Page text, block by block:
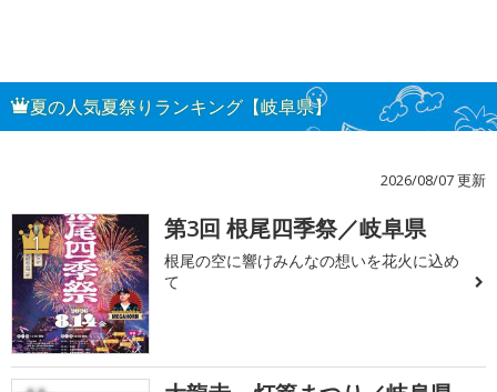
夏の人気夏祭りランキング【岐阜県】
2026/08/07 更新
1 第3回 根尾四季祭／岐阜県
根尾の空に響けみんなの想いを花火に込め
て